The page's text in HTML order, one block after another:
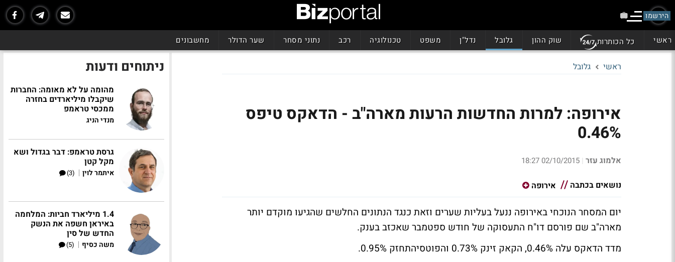
הירשמו
ראשי כל הכותרות שוק ההון גלובל נדל"ן משפט טכנולוגיה רכב נתוני מסחר שער הדולר מחשבונים
ראשי גלובל
אירופה: למרות החדשות הרעות מארה"ב - הדאקס טיפס
0.46%
אלמוג עזר |
02/10/2015 18:27
נושאים בכתבה אירופה
יום המסחר הנוכחי באירופה ננעל בעליות שערים וזאת כנגד הנתונים החלשים שהגיעו מוקדם יותר
מארה"ב שם פורסם דו"ח התעסוקה של חודש ספטמבר שאכזב בענק.
מדד הדאקס עלה 0.46%, הקאק זינק 0.73% והפוטסיהתחזק 0.95%.
ניתוחים ודעות
מהומה על לא מאומה: החברות
שיקבלו מיליארדים בחזרה
ממכסי טראמפ
מנדי הניג
גרסת טראמפ: דבר בגדול ושא
מקל קטן
איתמר לוין |
(3)
1.4 מיליארד חביות: המלחמה
באיראן חשפה את הנשק
החדש של סין
משה כסיף |
(5)